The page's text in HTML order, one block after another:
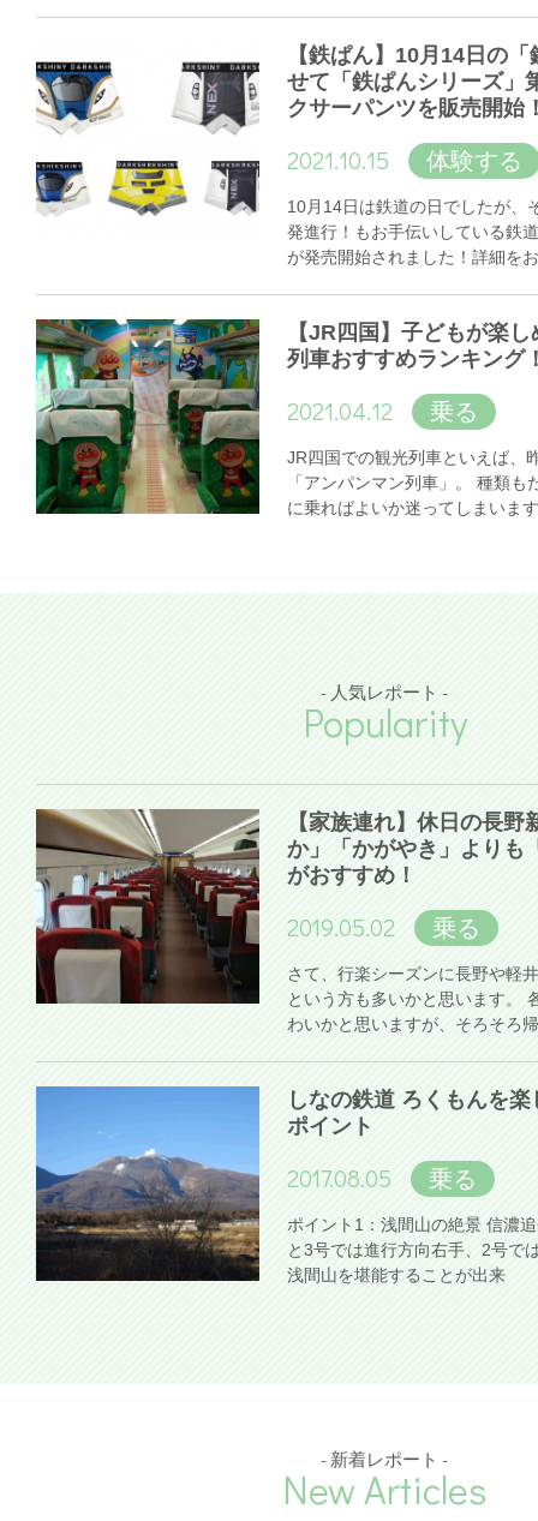
【鉄ぱん】10月14日の
せて「鉄ぱんシリーズ」
クサーパンツを販売開始
2021.10.15 体験する
10月14日は鉄道の日でしたが、
発進行！もお手伝いしている鉄
が発売開始されました！詳細をお
【JR四国】子どもが楽
列車おすすめランキング
2021.04.12 乗る
JR四国での観光列車といえば、
「アンパンマン列車」。 種類も
に乗ればよいか迷ってしまいます
- 人気レポート -
Popularity
【家族連れ】休日の長野
か」「かがやき」よりも
がおすすめ！
2019.05.02 乗る
さて、行楽シーズンに長野や軽
という方も多いかと思います。
わいかと思いますが、そろそろ
しなの鉄道 ろくもんを
ポイント
2017.08.05 乗る
ポイント1：浅間山の絶景 信濃
と3号では進行方向右手、2号で
浅間山を堪能することが出来
- 新着レポート -
New Articles